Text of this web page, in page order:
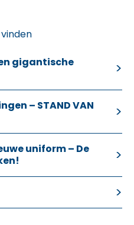
gigantische
– STAND VAN
uniform – De